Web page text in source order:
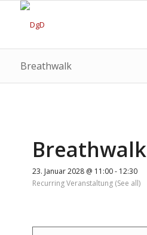
Breathwalk
Breathwalk
23. Januar 2028 @ 11:00- 12:30
Recurring Veranstaltung (See all)